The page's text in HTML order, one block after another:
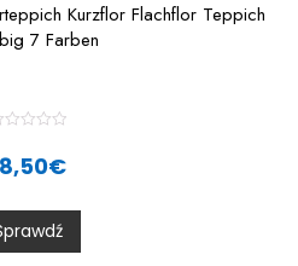
Kurzflor Flachflor Teppich
7 Farben
€